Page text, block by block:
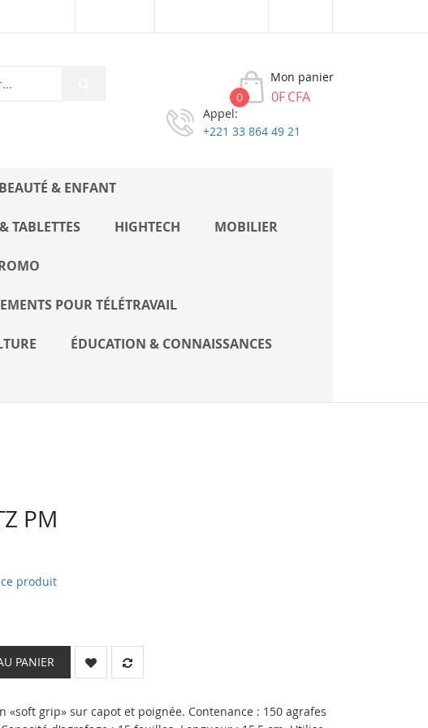
Mon panier
0F CFA
0
Appel:
+221 33 864 49 21
BEAUTÉ & ENFANT
TABLETTES HIGHTECH MOBILIER
POUR TÉLÉTRAVAIL
ÉDUCATION & CONNAISSANCES
PM
produit
PANIER
«soft grip» sur capot et poignée. Contenance : 150 agrafes